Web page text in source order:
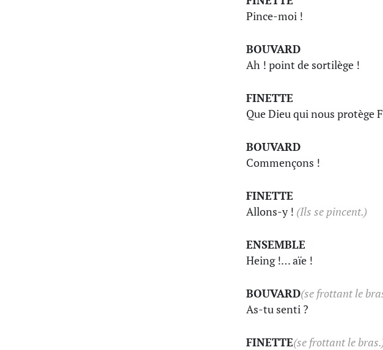
Pince-moi !
BOUVARD
Ah ! point de sortilège !
FINETTE
Que Dieu qui nous protège
BOUVARD
Commençons !
FINETTE
Allons-y ! (Ils se pincent.)
ENSEMBLE
Heing !… aïe !
BOUVARD(se frottant le
As-tu senti ?
FINETTE(se frottant le